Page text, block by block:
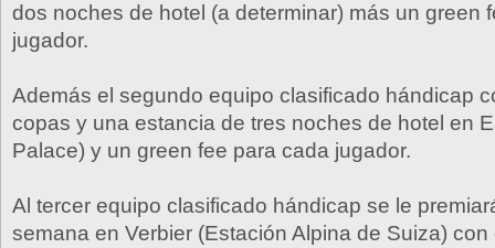
dos noches de hotel (a determinar) más un green
jugador.
Además el segundo equipo clasificado hándicap
copas y una estancia de tres noches de hotel en
Palace) y un green fee para cada jugador.
Al tercer equipo clasificado hándicap se le
semana en Verbier (Estación Alpina de Suiza)